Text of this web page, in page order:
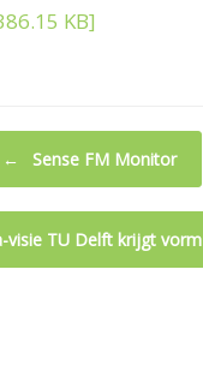
KB]
← Sense FM Monitor
visie TU Delft krijgt vorm